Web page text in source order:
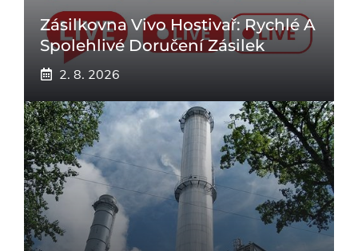
Zásilkovna Vivo Hostivař: Rychlé A
Spolehlivé Doručení Zásilek
2. 8. 2026